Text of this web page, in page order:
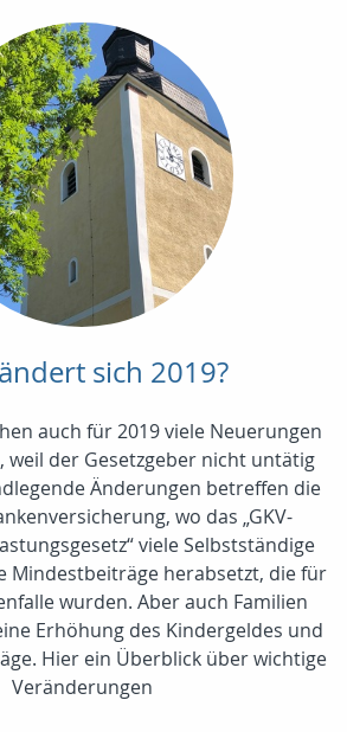
sich 2019?
auch für 2019 viele Neuerungen
weil der Gesetzgeber nicht untätig
Änderungen betreffen die
wo das „GKV-
viele Selbstständige
Mindestbeiträge herabsetzt, die für
wurden. Aber auch Familien
Erhöhung des Kindergeldes und
Hier ein Überblick über wichtige
Veränderungen